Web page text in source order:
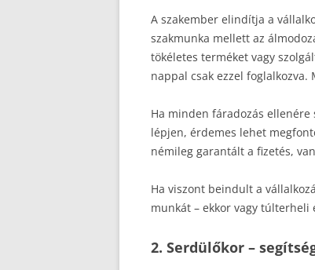
A szakember elindítja a
szakmunka mellett az
tökéletes terméket vagy
nappal csak ezzel
Ha minden fáradozás
lépjen, érdemes lehet
némileg garantált a fizetés,
Ha viszont beindult a
munkát – ekkor vagy
2. Serdülőkor –